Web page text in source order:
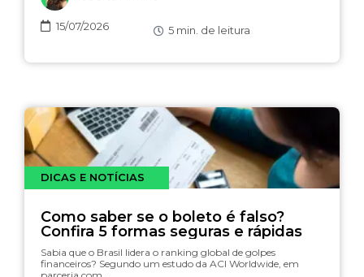
15/07/2026 5 min. de leitura
DICAS E NOTÍCIAS
Como saber se o boleto é falso?
Confira 5 formas seguras e rápidas
Sabia que o Brasil lidera o ranking global de golpes
financeiros? Segundo um estudo da ACI Worldwide, em